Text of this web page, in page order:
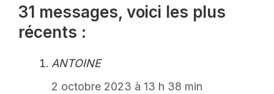
31 messages, voici les plus
récents :
ANTOINE
2 octobre 2023 à 13 h 38 min